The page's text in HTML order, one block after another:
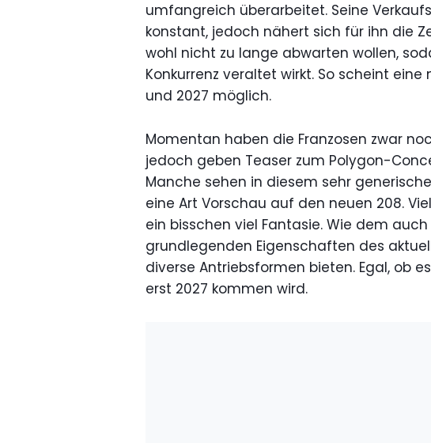
umfangreich überarbeitet. Seine
konstant, jedoch nähert sich für ihn die
wohl nicht zu lange abwarten wollen,
Konkurrenz veraltet wirkt. So scheint
und 2027 möglich.
Momentan haben die Franzosen zwar
jedoch geben Teaser zum Polygon-
Manche sehen in diesem sehr
eine Art Vorschau auf den neuen 208.
ein bisschen viel Fantasie. Wie dem
grundlegenden Eigenschaften des
diverse Antriebsformen bieten. Egal, ob
erst 2027 kommen wird.